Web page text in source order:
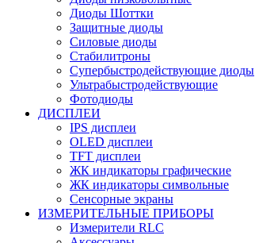
Диоды Шоттки
Защитные диоды
Силовые диоды
Стабилитроны
Супербыстродействующие диоды
Ультрабыстродействующие
Фотодиоды
ДИСПЛЕИ
IPS дисплеи
OLED дисплеи
TFT дисплеи
ЖК индикаторы графические
ЖК индикаторы символьные
Сенсорные экраны
ИЗМЕРИТЕЛЬНЫЕ ПРИБОРЫ
Измерители RLC